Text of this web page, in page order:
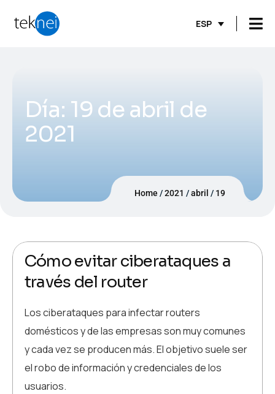
ESP
Día: 19 de abril de
2021
Home 2021 abril 19
Cómo evitar ciberataques a
través del router
Los ciberataques para infectar routers
domésticos y de las empresas son muy comunes
y cada vez se producen más. El objetivo suele ser
el robo de información y credenciales de los
usuarios.